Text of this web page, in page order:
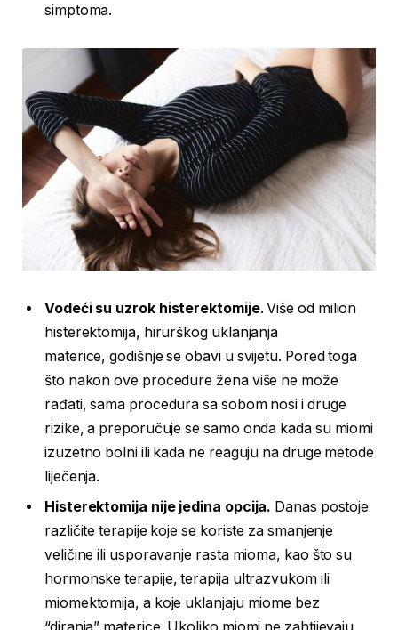
simptoma.
Vodeći su uzrok histerektomije. Više od milion
histerektomija, hirurškog uklanjanja
materice, godišnje se obavi u svijetu. Pored toga
što nakon ove procedure žena više ne može
rađati, sama procedura sa sobom nosi i druge
rizike, a preporučuje se samo onda kada su miomi
izuzetno bolni ili kada ne reaguju na druge metode
liječenja.
Histerektomija nije jedina opcija. Danas postoje
različite terapije koje se koriste za smanjenje
veličine ili usporavanje rasta mioma, kao što su
hormonske terapije, terapija ultrazvukom ili
miomektomija, a koje uklanjaju miome bez